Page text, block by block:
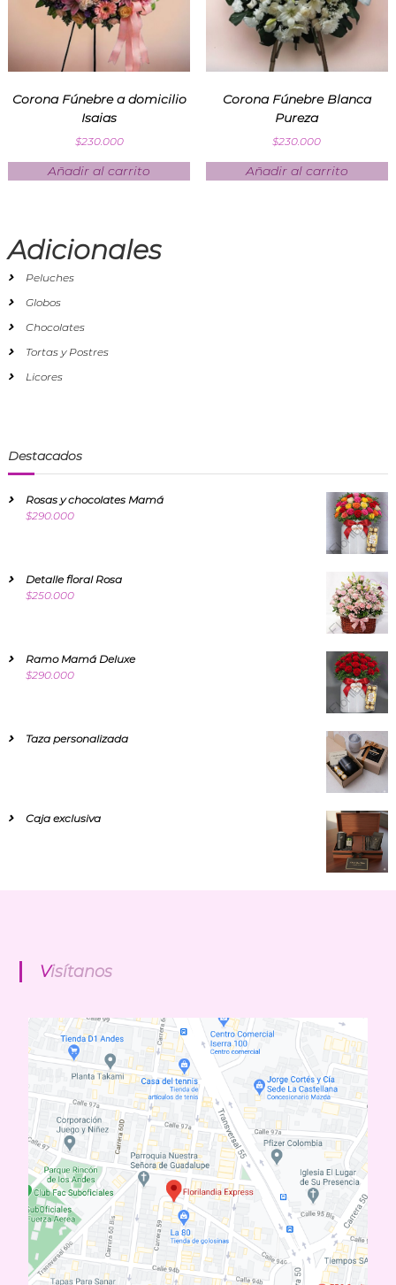
Corona Fúnebre a domicilio
Isaias
$230.000
Añadir al carrito
Corona Fúnebre Blanca
Pureza
$230.000
Añadir al carrito
Adicionales
Peluches
Globos
Chocolates
Tortas y Postres
Licores
Destacados
Rosas y chocolates Mamá
$290.000
Detalle floral Rosa
$250.000
Ramo Mamá Deluxe
$290.000
Taza personalizada
Caja exclusiva
Visítanos